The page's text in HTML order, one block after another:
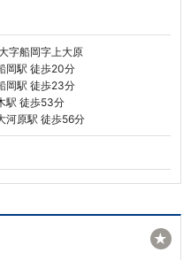
字船岡字上大原
岡駅 徒歩20分
岡駅 徒歩23分
駅 徒歩53分
河原駅 徒歩56分
★